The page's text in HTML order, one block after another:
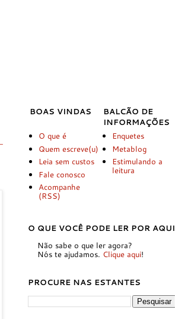
BOAS VINDAS
BALCÃO DE
INFORMAÇÕES
O que é
Quem escreve(u)
Leia sem custos
Fale conosco
Acompanhe
(RSS)
Enquetes
Metablog
Estimulando a
leitura
O QUE VOCÊ PODE LER POR AQUI
Não sabe o que ler agora?
Nós te ajudamos. Clique aqui!
PROCURE NAS ESTANTES